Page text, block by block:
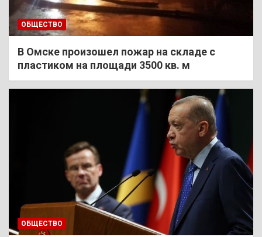
ОБЩЕСТВО
В Омске произошел пожар на складе с
пластиком на площади 3500 кв. м
ОБЩЕСТВО